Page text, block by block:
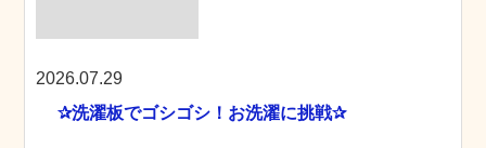
2026.07.29
✰洗濯板でゴシゴシ！お洗濯に挑戦✰